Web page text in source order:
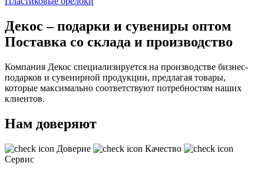
Декос – подарки и сувениры оптом
Поставка со склада и производство
Компания Декос специализируется на производстве бизнес-
подарков и сувенирной продукции, предлагая товары,
которые максимально соответствуют потребностям наших
клиентов.
Нам доверяют
Доверие
Качество
Сервис